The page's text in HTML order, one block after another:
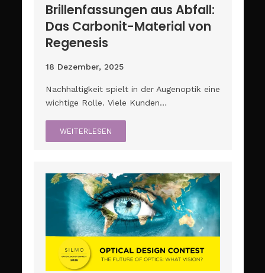
Brillenfassungen aus Abfall:
Das Carbonit-Material von
Regenesis
18 Dezember, 2025
Nachhaltigkeit spielt in der Augenoptik eine
wichtige Rolle. Viele Kunden…
WEITERLESEN